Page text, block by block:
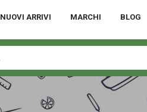
NUOVI ARRIVI MARCHI BLOG